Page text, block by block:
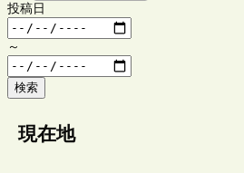
投稿日
～
検索
現在地